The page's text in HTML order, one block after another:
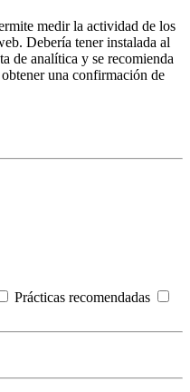
medir la actividad de los
Debería tener instalada al
de analítica y se recomienda
una confirmación de
Prácticas recomendadas